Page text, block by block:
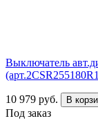
Выключатель
10 979 руб. В
Под заказ